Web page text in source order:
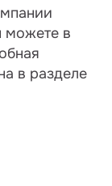
можете в
в разделе